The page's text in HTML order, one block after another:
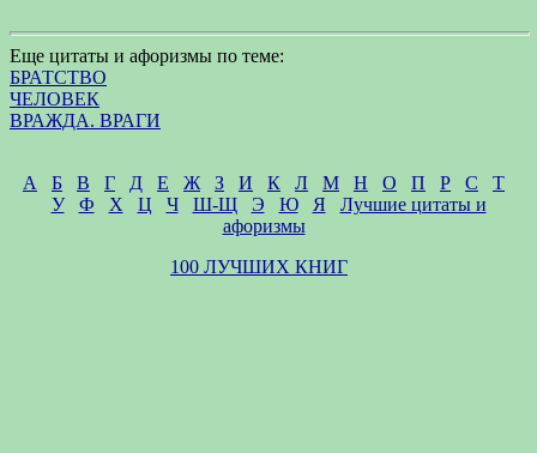
Еще цитаты и афоризмы по теме:
БРАТСТВО
ЧЕЛОВЕК
ВРАЖДА. ВРАГИ
А Б В Г Д Е Ж З И К Л М Н О П Р С
Т
У
Ф Х Ц Ч Ш-Щ Э Ю Я
Лучшие цитаты и
афоризмы
100 ЛУЧШИХ КНИГ